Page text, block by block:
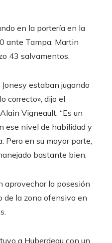
en la portería en la
ante Tampa, Martin
43 salvamentos.
estaban jugando
correcto», dijo el
Vigneault. “Es un
ese nivel de habilidad y
Pero en su mayor parte,
bastante bien.
aprovechar la posesión
de la zona ofensiva en
a Huberdeau con un